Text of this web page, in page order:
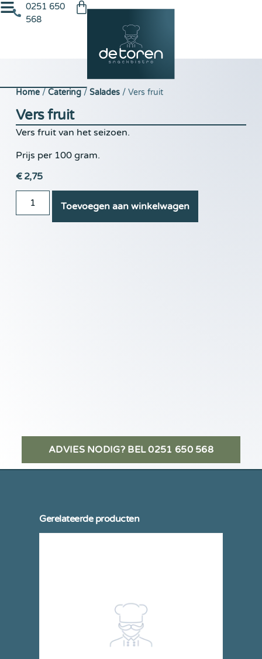
0251 650
568
Home/ Catering/ Salades/ Vers fruit
Vers fruit
Vers fruit van het seizoen.
Prijs per 100 gram.
€2,75
Toevoegen aan winkelwagen
ADVIES NODIG? BEL 0251 650 568
Gerelateerde producten